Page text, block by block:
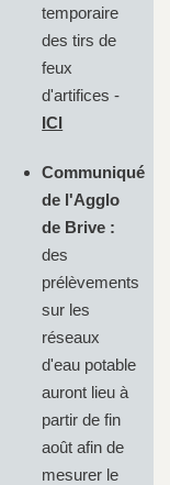
temporaire
des tirs de
feux
d'artifices -
ICI
Communiqué
de l'Agglo
de Brive :
des
prélèvements
sur les
réseaux
d'eau potable
auront lieu à
partir de fin
août afin de
mesurer le